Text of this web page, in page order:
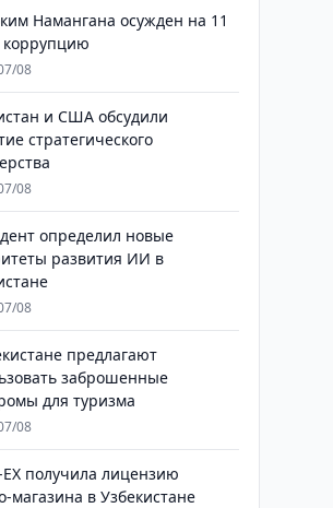
Намангана осужден на 11
коррупцию
08
и США обсудили
стратегического
08
определил новые
развития ИИ в
08
предлагают
заброшенные
для туризма
08
EX получила лицензию
магазина в Узбекистане